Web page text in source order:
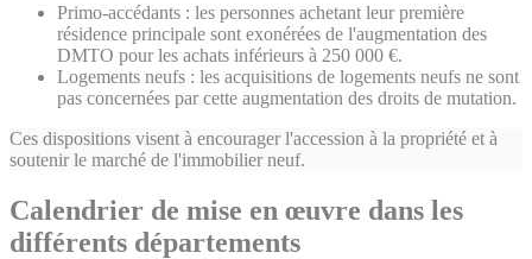
Primo-accédants : les personnes achetant leur première
résidence principale sont exonérées de l'augmentation des
DMTO pour les achats inférieurs à 250 000 €.
Logements neufs : les acquisitions de logements neufs ne sont
pas concernées par cette augmentation des droits de mutation.
Ces dispositions visent à encourager l'accession à la propriété et à
soutenir le marché de l'immobilier neuf.
Calendrier de mise en œuvre dans les
différents départements